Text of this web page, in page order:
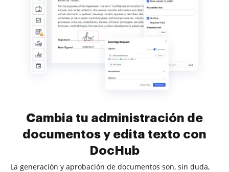
Cambia tu administración de
documentos y edita texto con
DocHub
La generación y aprobación de documentos son, sin duda,